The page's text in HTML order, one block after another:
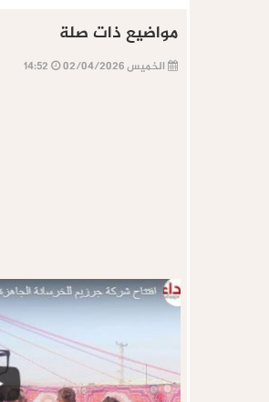
مواضيع ذات صلة
الخميس 02/04/2026